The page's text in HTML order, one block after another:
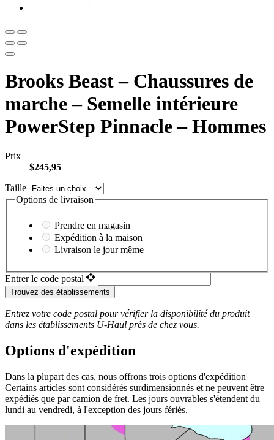
Brooks Beast – Chaussures de
marche – Semelle intérieure
PowerStep Pinnacle – Hommes
Prix
$245,95
Taille
Options de livraison
Prendre en magasin
Expédition à la maison
Livraison le jour même
Entrer le code postal
Trouvez des établissements
Entrez votre code postal pour vérifier la disponibilité du produit
dans les établissements U-Haul près de chez vous.
Options d'expédition
Dans la plupart des cas, nous offrons trois options d'expédition
Certains articles sont considérés surdimensionnés et ne peuvent être
expédiés que par camion de fret. Les jours ouvrables s'étendent du
lundi au vendredi, à l'exception des jours fériés.